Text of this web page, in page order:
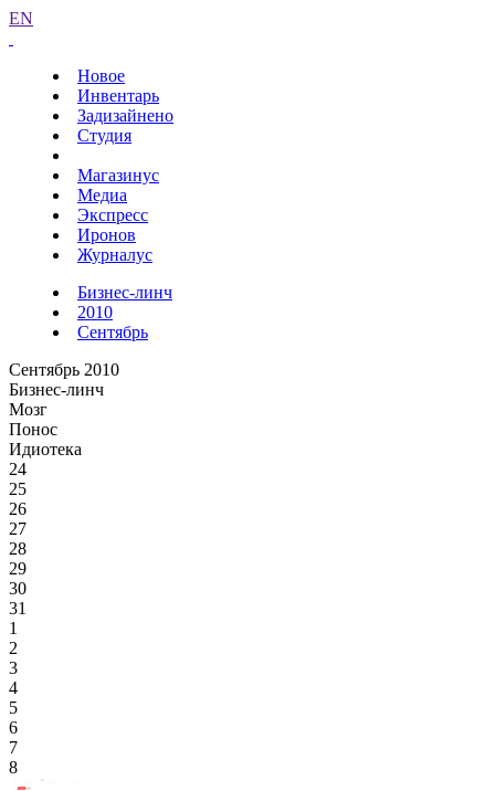
EN
Новое
Инвентарь
Задизайнено
Студия
Магазинус
Медиа
Экспресс
Иронов
Журналус
Бизнес-линч
2010
Сентябрь
Сентябрь 2010
Бизнес-линч
Мозг
Понос
Идиотека
24
25
26
27
28
29
30
31
1
2
3
4
5
6
7
8